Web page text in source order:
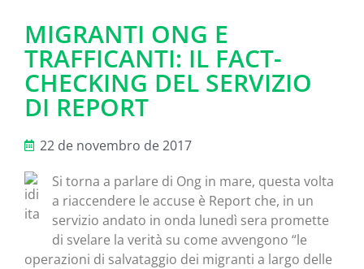
MIGRANTI ONG E
TRAFFICANTI: IL FACT-
CHECKING DEL SERVIZIO
DI REPORT
22 de novembro de 2017
Si torna a parlare di Ong in mare, questa volta
a riaccendere le accuse è Report che, in un
servizio andato in onda lunedì sera promette
di svelare la verità su come avvengono “le
operazioni di salvataggio dei migranti a largo delle